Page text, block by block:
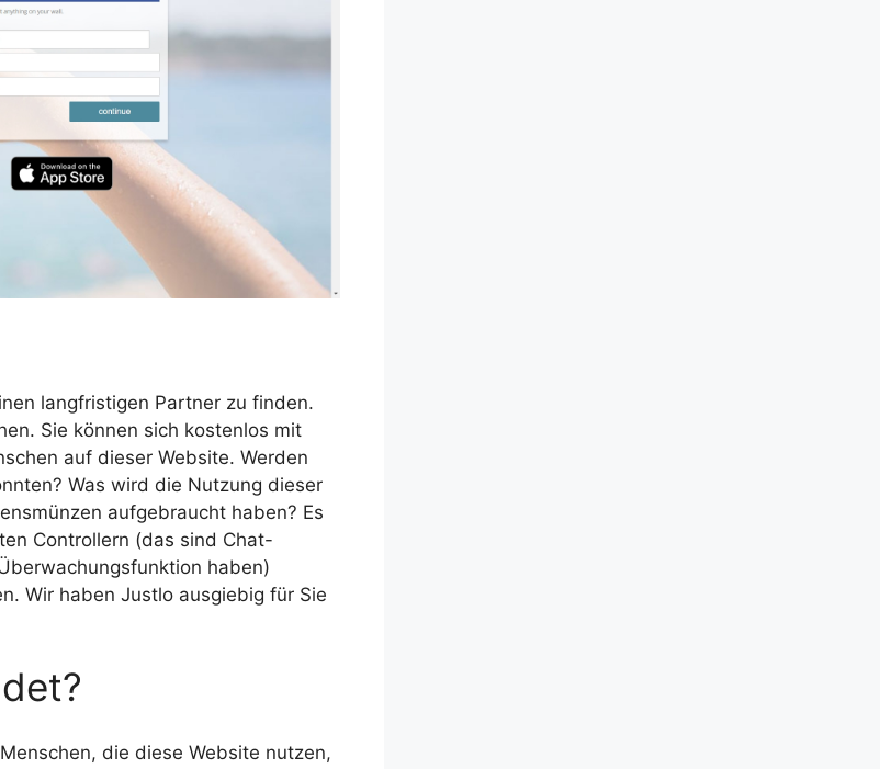
langfristigen Partner zu finden.
Sie können sich kostenlos mit
auf dieser Website. Werden
Was wird die Nutzung dieser
aufgebraucht haben? Es
Controllern (das sind Chat-
haben)
Wir haben Justlo ausgiebig für Sie
die diese Website nutzen,